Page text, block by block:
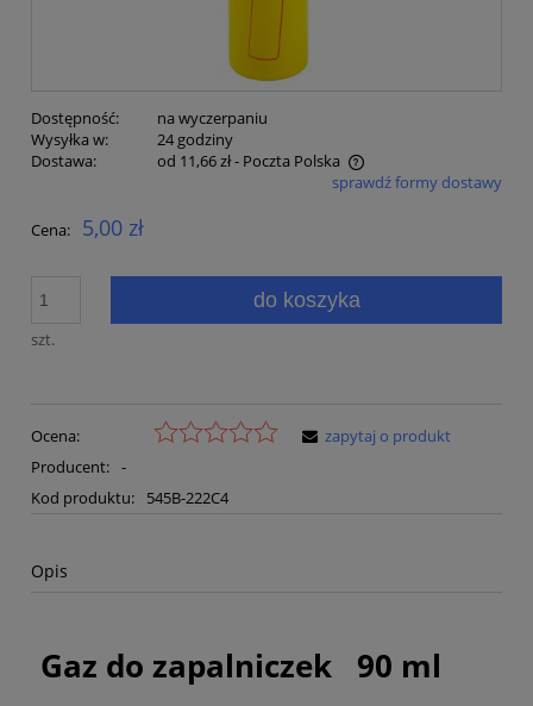
Dostępność:
na wyczerpaniu
Wysyłka w:
24 godziny
Dostawa:
od 11,66 zł- Poczta Polska
Cena nie zawiera ewentualnych kosztów płatnościsprawdź formy dostawy
Cena: 5,00 zł
szt.
do koszyka
Ocena:
Producent: -
Kod produktu:
545B-222C4
zapytaj o produkt
Opis
Gaz do zapalniczek 90 ml